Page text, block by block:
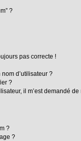
?
pas correcte !
d’utilisateur ?
?
il m’est demandé de
?
?